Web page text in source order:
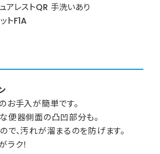
アレストQR 手洗いあり
トF1A
お手入が簡単です。
便器側面の凸凹部分も。
で、汚れが溜まるのを防げます。
ラク！